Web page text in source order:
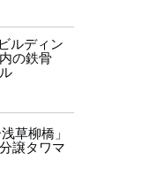
ルディン
の鉄骨
草柳橋」
譲タワマ